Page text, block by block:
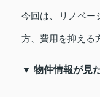
今回は、リノベー
方、費用を抑える
▼ 物件情報が見